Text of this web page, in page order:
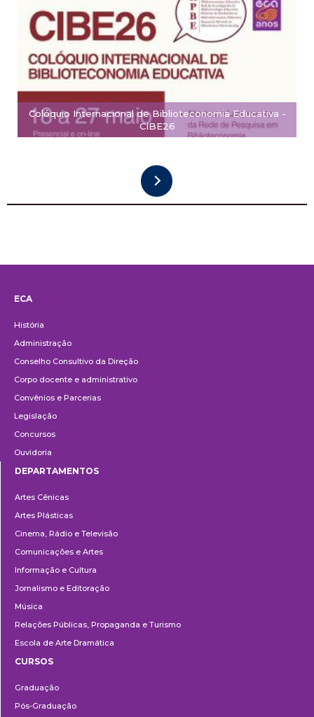
Colóquio Internacional de Biblioteconomia Educativa -
CIBE26
ECA
História
Administração
Conselho Consultivo da Direção
Corpo docente e administrativo
Convênios e Parcerias
Legislação
Concursos
Ouvidoria
DEPARTAMENTOS
Artes Cênicas
Artes Plásticas
Cinema, Rádio e Televisão
Comunicações e Artes
Informação e Cultura
Jornalismo e Editoração
Música
Relações Públicas, Propaganda e Turismo
Escola de Arte Dramática
CURSOS
Graduação
Pós-Graduação